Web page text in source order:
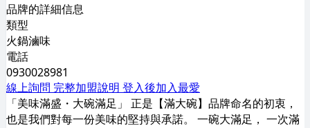
品牌的詳細信息
類型
火鍋滷味
電話
0930028981
線上詢問 完整加盟說明 登入後加入最愛
「美味滿盛・大碗滿足」 正是【滿大碗】品牌命名的初衷，
也是我們對每一份美味的堅持與承諾。 一碗大滿足， 一次滿